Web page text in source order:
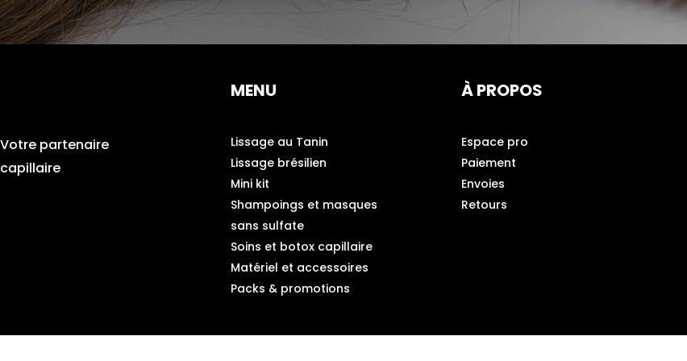
Votre partenaire
capillaire
MENU
Lissage au Tanin
Lissage brésilien
Mini kit
Shampoings et masques
sans sulfate
Soins et botox capillaire
Matériel et accessoires
Packs & promotions
À PROPOS
Espace pro
Paiement
Envoies
Retours